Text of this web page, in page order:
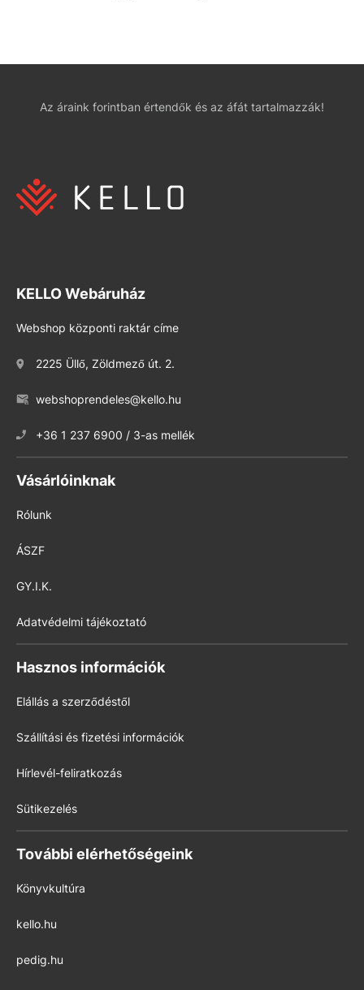
Az áraink forintban értendők és az áfát tartalmazzák!
KELLO Webáruház
Webshop központi raktár címe
2225 Üllő, Zöldmező út. 2.
webshoprendeles@kello.hu
+36 1 237 6900 / 3-as mellék
Vásárlóinknak
Rólunk
ÁSZF
GY.I.K.
Adatvédelmi tájékoztató
Hasznos információk
Elállás a szerződéstől
Szállítási és fizetési információk
Hírlevél-feliratkozás
Sütikezelés
További elérhetőségeink
Könyvkultúra
kello.hu
pedig.hu